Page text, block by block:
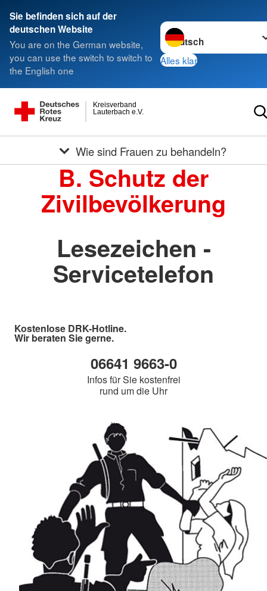
Sie befinden sich auf der
deutschen Website
You are on the German website,
you can use the switch to switch to
the English one
Sprache wechseln zu
Alles klar
Lauterbach e.V.
Kreisverband
Wie sind Frauen zu behandeln?
B. Schutz der
Zivilbevölkerung
Lesezeichen -
Servicetelefon
Kostenlose DRK-Hotline.
Wir beraten Sie gerne.
06641 9663-0
Infos für Sie kostenfrei
rund um die Uhr